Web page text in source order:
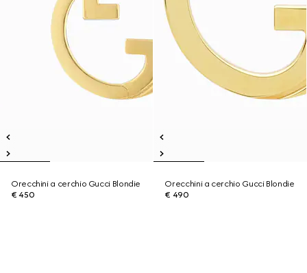
Orecchini a cerchio Gucci Blondie
€ 450
Orecchini a cerchio Gucci Blondie
€ 490